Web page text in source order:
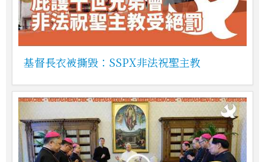
基督長衣被撕毀：SSPX非法祝聖主教